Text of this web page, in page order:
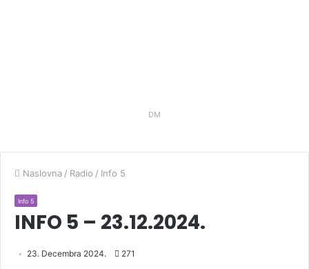
DM
Naslovna / Radio / Info 5
Info 5
INFO 5 – 23.12.2024.
23. Decembra 2024. 271